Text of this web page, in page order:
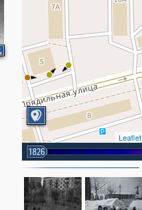
Leaflet
1826